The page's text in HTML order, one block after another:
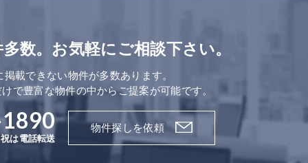
数。お気軽にご相談下さい。
載できない物件が多数あります。
で豊富な物件の中からご提案が可能です。
は電話転送
物件探しを依頼